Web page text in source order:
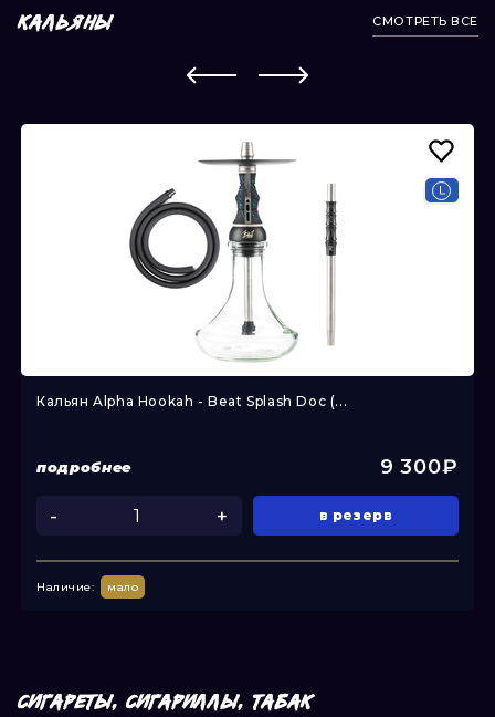
КАЛЬЯНЫ СМОТРЕТЬ ВСЕ
Кальян Alpha Hookah - Beat Splash Doc (...
подробнее 9 300₽
- + в резерв
Наличие: мало
СИГАРЕТЫ, СИГАРИЛЛЫ, ТАБАК